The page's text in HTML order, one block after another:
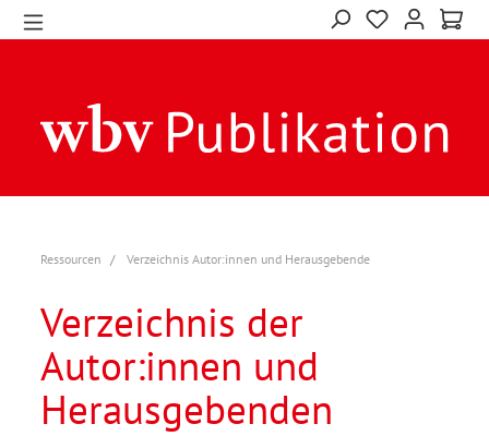
Ressourcen Verzeichnis Autor:innen und Herausgebende
Verzeichnis der
Autor:innen und
Herausgebenden